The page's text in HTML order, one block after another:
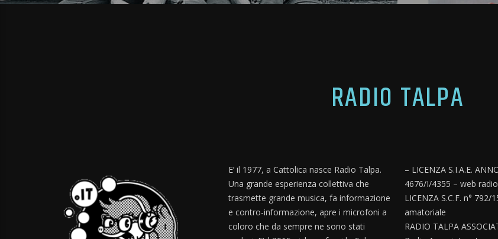
RADIO TALPA
E’ il 1977, a Cattolica nasce Radio Talpa.
Una grande esperienza collettiva che
trasmette grande musica, fa informazione
e contro-informazione, apre i microfoni a
coloro che da sempre ne sono stati
– LICENZA S.I.A.E.
4676/I/4355 – web
LICENZA S.C.F. n° 792/
amatoriale
RADIO TALPA